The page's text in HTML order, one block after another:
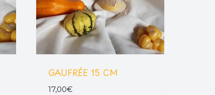
GAUFRÉE 15 CM
17,00€